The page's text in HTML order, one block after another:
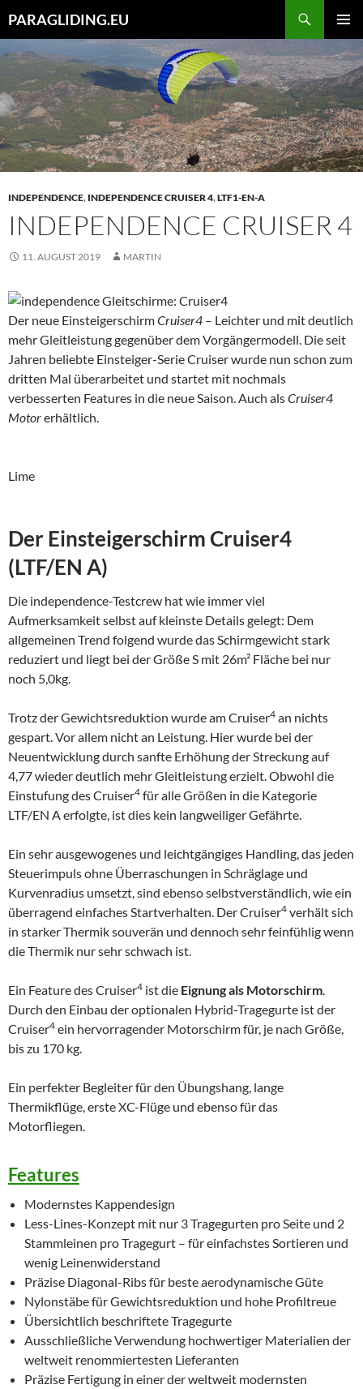
Inhalt
springen
PARAGLIDING.EU
MENÜ
INDEPENDENCE, INDEPENDENCE CRUISER 4,LTF1-EN-A
INDEPENDENCE CRUISER 4
11. AUGUST 2019 MARTIN
Der neue EinsteigerschirmCruiser4 – Leichter und mit deutlich
mehr Gleitleistung gegenüber dem Vorgängermodell. Die seit
Jahren beliebte Einsteiger-Serie Cruiser wurde nun schon zum
dritten Mal überarbeitet und startet mit nochmals
verbesserten Features in die neue Saison. Auch alsCruiser4
Motorerhältlich.
Lime
Der Einsteigerschirm Cruiser4
(LTF/EN A)
Die independence-Testcrew hat wie immer viel
Aufmerksamkeit selbst auf kleinste Details gelegt: Dem
allgemeinen Trend folgend wurde das Schirmgewicht stark
reduziert und liegt bei der Größe S mit 26m² Fläche bei nur
noch 5,0kg.
Trotz der Gewichtsreduktion wurde am Cruiser4 an nichts
gespart. Vor allem nicht an Leistung. Hier wurde bei der
Neuentwicklung durch sanfte Erhöhung der Streckung auf
4,77 wieder deutlich mehr Gleitleistung erzielt. Obwohl die
Einstufung des Cruiser4 für alle Größen in die Kategorie
LTF/EN A erfolgte, ist dies kein langweiliger Gefährte.
Ein sehr ausgewogenes und leichtgängiges Handling, das jeden
Steuerimpuls ohne Überraschungen in Schräglage und
Kurvenradius umsetzt, sind ebenso selbstverständlich, wie ein
überragend einfaches Startverhalten. Der Cruiser4 verhält sich
in starker Thermik souverän und dennoch sehr feinfühlig wenn
die Thermik nur sehr schwach ist.
Ein Feature des Cruiser4 ist die Eignung als Motorschirm.
Durch den Einbau der optionalen Hybrid-Tragegurte ist der
Cruiser4 ein hervorragender Motorschirm für, je nach Größe,
bis zu 170 kg.
Ein perfekter Begleiter für den Übungshang, lange
Thermikflüge, erste XC-Flüge und ebenso für das
Motorfliegen.
Features
Modernstes Kappendesign
Less-Lines-Konzept mit nur 3 Tragegurten pro Seite und 2
Stammleinen pro Tragegurt – für einfachstes Sortieren und
wenig Leinenwiderstand
Präzise Diagonal-Ribs für beste aerodynamische Güte
Nylonstäbe für Gewichtsreduktion und hohe Profiltreue
Übersichtlich beschriftete Tragegurte
Ausschließliche Verwendung hochwertiger Materialien der
weltweit renommiertesten Lieferanten
Präzise Fertigung in einer der weltweit modernsten